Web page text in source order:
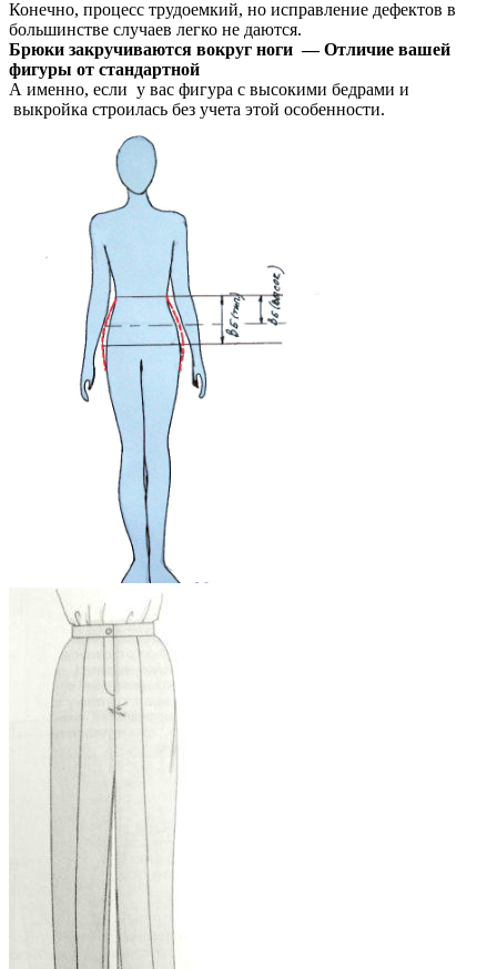
Конечно, процесс трудоемкий, но исправление дефектов в
большинстве случаев легко не даются.
Брюки закручиваются вокруг ноги — Отличие вашей
фигуры от стандартной
А именно, если у вас фигура с высокими бедрами и
выкройка строилась без учета этой особенности.